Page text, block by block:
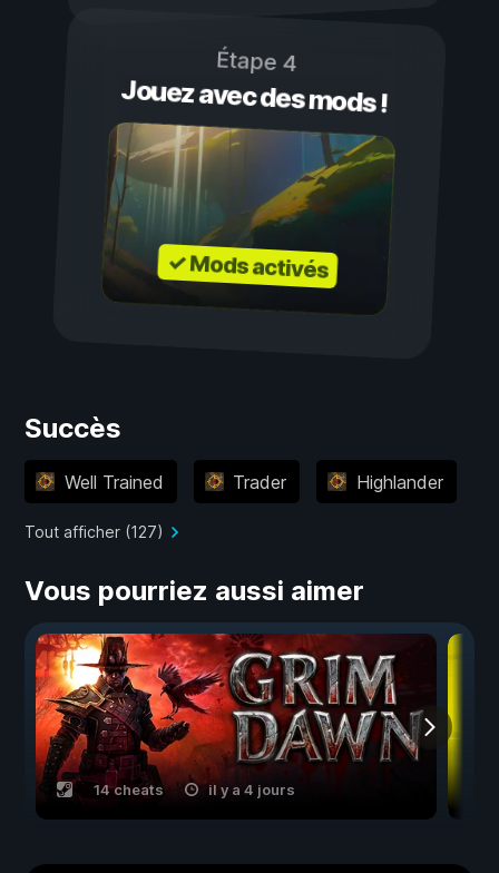
Étape 4
Jouez avec des mods !
✓ Mods activés
Succès
Well Trained Trader Highlander
Tout afficher (127)
Vous pourriez aussi aimer
14 cheats il y a 4 jours